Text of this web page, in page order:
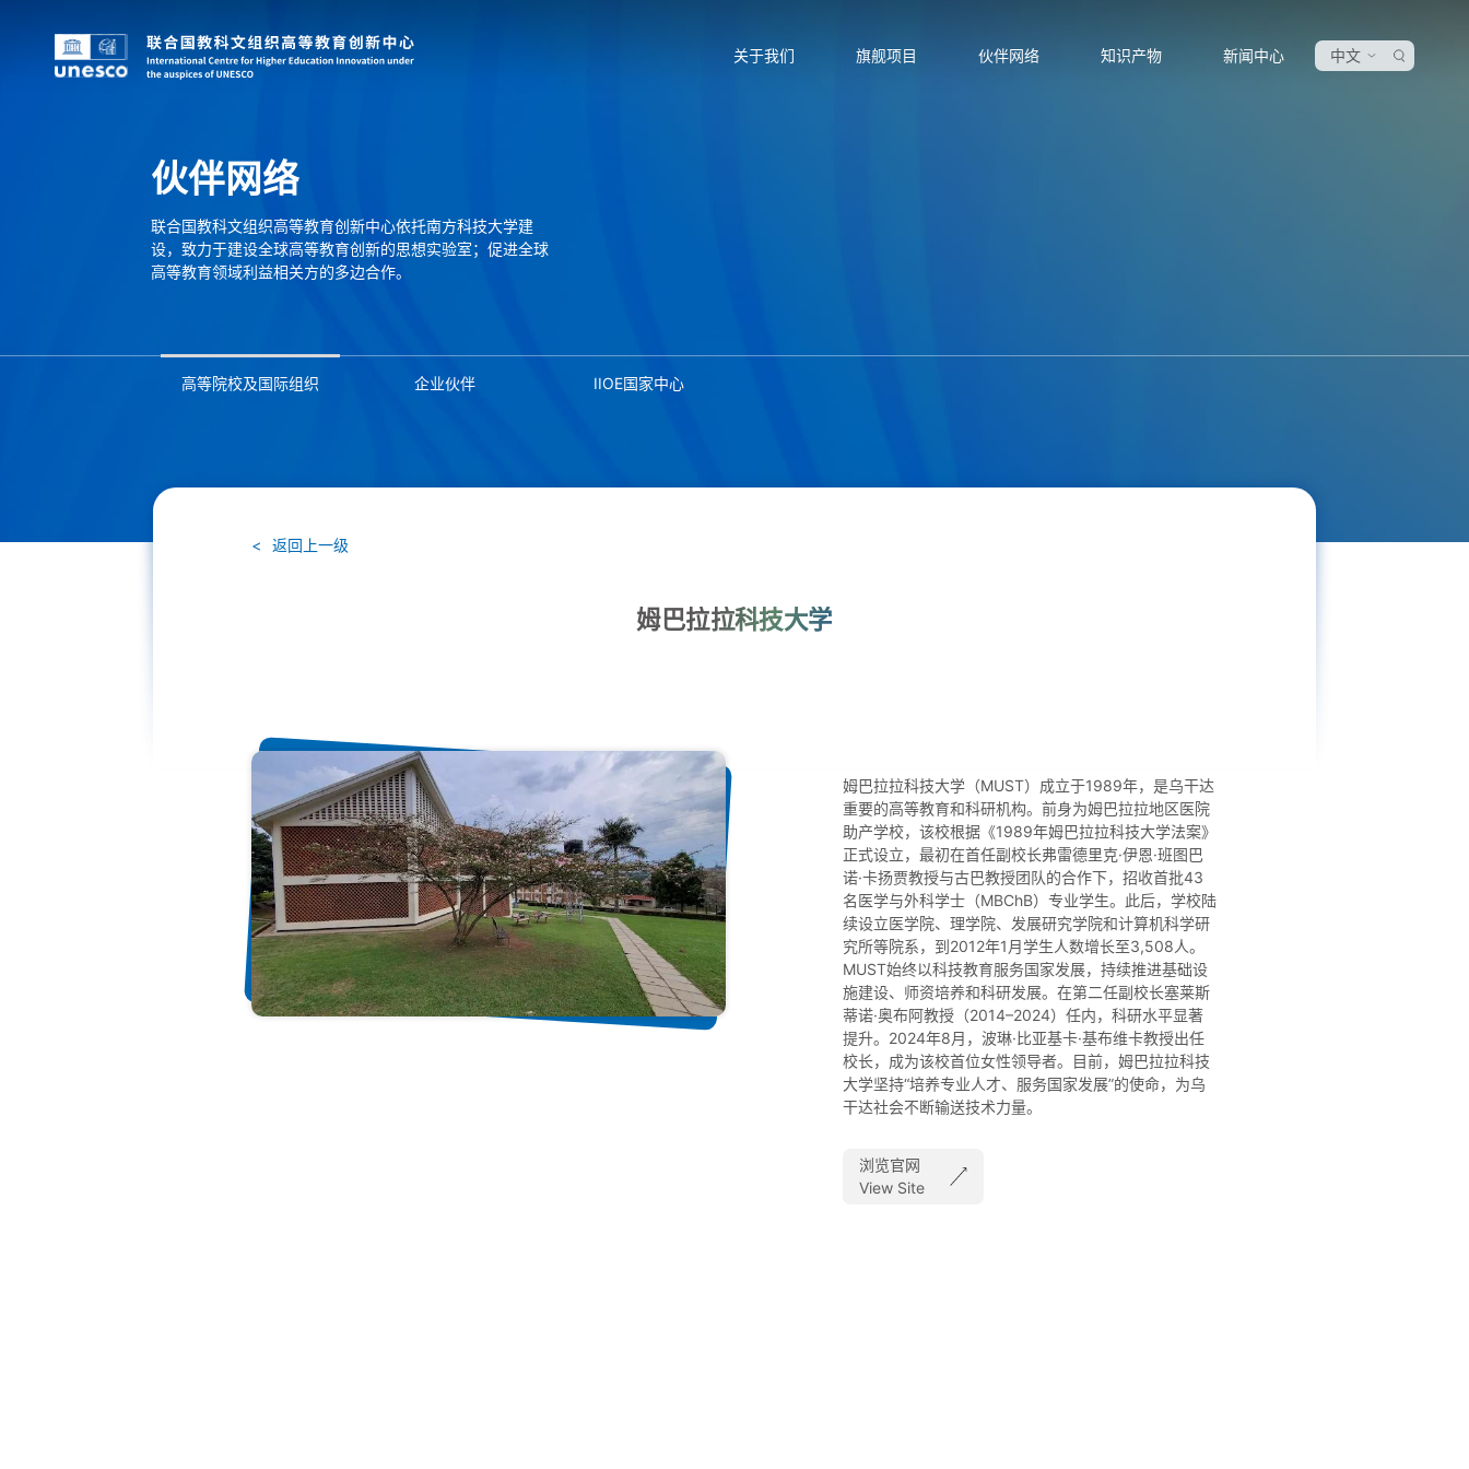
中文
关于我们 旗舰项目 伙伴网络 知识产物 新闻中心
伙伴网络
联合国教科文组织高等教育创新中心依托南方科技大学建
设，致力于建设全球高等教育创新的思想实验室；促进全球
高等教育领域利益相关方的多边合作。
高等院校及国际组织 企业伙伴 IIOE国家中心
返回上一级
姆巴拉拉科技大学
姆巴拉拉科技大学（MUST）成立于1989年，是乌干达
重要的高等教育和科研机构。前身为姆巴拉拉地区医院
助产学校，该校根据《1989年姆巴拉拉科技大学法案》
正式设立，最初在首任副校长弗雷德里克·伊恩·班图巴
诺·卡扬贾教授与古巴教授团队的合作下，招收首批43
名医学与外科学士（MBChB）专业学生。此后，学校陆
续设立医学院、理学院、发展研究学院和计算机科学研
究所等院系，到2012年1月学生人数增长至3,508人。
MUST始终以科技教育服务国家发展，持续推进基础设
施建设、师资培养和科研发展。在第二任副校长塞莱斯
蒂诺·奥布阿教授（2014–2024）任内，科研水平显著
提升。2024年8月，波琳·比亚基卡·基布维卡教授出任
校长，成为该校首位女性领导者。目前，姆巴拉拉科技
大学坚持“培养专业人才、服务国家发展”的使命，为乌
干达社会不断输送技术力量。
浏览官网
View Site